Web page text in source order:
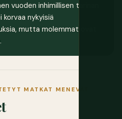
vuoden inhimillisen tarinan
korvaa nykyisiä
mutta molemmat ovat
MATKAT MENEVÄT